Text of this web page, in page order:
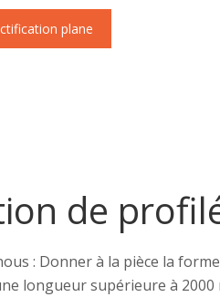
plane
de
: Donner à la pièce la
longueur supérieure à